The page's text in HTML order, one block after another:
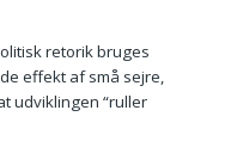
retorik bruges
effekt af små sejre,
udviklingen “ruller